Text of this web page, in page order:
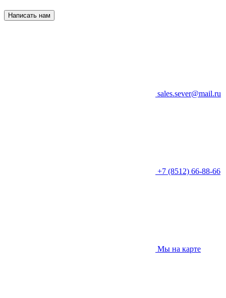
Написать нам
sales.sever@mail.ru
+7 (8512) 66-88-66
Мы на карте